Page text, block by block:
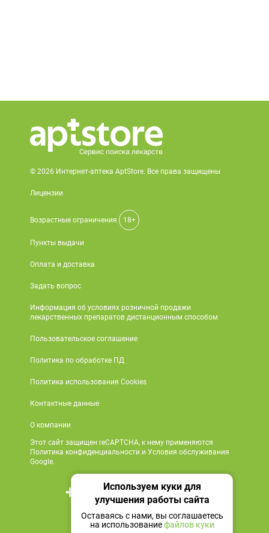
© 2026 Интернет-аптека AptStore. Все права защищены
Лицензии
Возрастные ограничения 18+
Пункты выдачи
Оплата и доставка
Задать вопрос
Информация об условиях розничной продажи
лекарственных препаратов дистанционным способом
Пользовательское соглашение
Политика по обработке ПД
Политика использования Cookies
Контактные данные
О компании
Этот сайт защищен reCAPTCHA, к нему применяются
Политика конфиденциальности и Условия обслуживания
Google.
+7 495 419 18 18
Мы в социальных сетях
Используем куки для
улучшения работы сайта
Оставаясь с нами, вы соглашаетесь
на использованиефайлов куки